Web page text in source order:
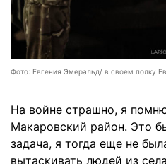
Фото: Евгения Эмеральд/ в своем полку
На войне страшно, я
Макаровский район. Это
задача, я тогда еще не
вытаскивать людей из